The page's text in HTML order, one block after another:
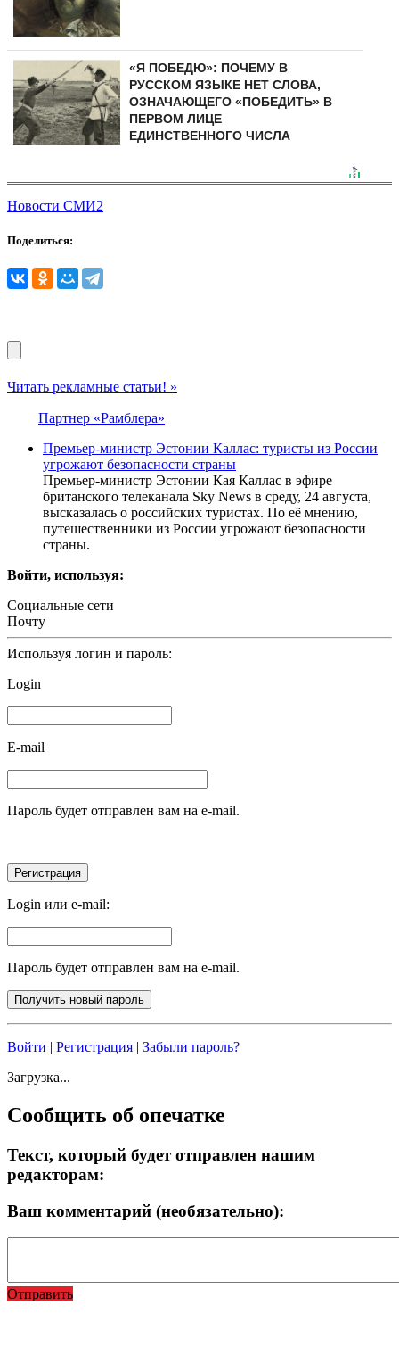
«Я ПОБЕДЮ»: ПОЧЕМУ В
РУССКОМ ЯЗЫКЕ НЕТ СЛОВА,
ОЗНАЧАЮЩЕГО «ПОБЕДИТЬ» В
ПЕРВОМ ЛИЦЕ
ЕДИНСТВЕННОГО ЧИСЛА
Новости СМИ2
Поделиться:
Читать рекламные статьи! »
Партнер «Рамблера»
Премьер-министр Эстонии Каллас: туристы из России
угрожают безопасности страны
Премьер-министр Эстонии Кая Каллас в эфире
британского телеканала Sky News в среду, 24 августа,
высказалась о российских туристах. По её мнению,
путешественники из России угрожают безопасности
страны.
Войти, используя:
Социальные сети
Почту
Используя логин и пароль:
Login
E-mail
Пароль будет отправлен вам на e-mail.
Login или e-mail:
Пароль будет отправлен вам на e-mail.
Войти | Регистрация | Забыли пароль?
Загрузка...
Сообщить об опечатке
Текст, который будет отправлен нашим
редакторам:
Ваш комментарий (необязательно):
Отправить